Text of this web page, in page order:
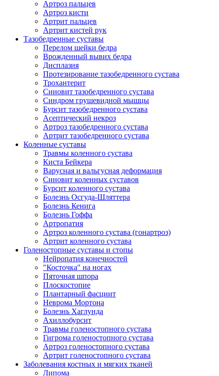
Артроз пальцев
Артроз кисти
Артрит пальцев
Артрит кистей рук
Тазобедренные суставы
Перелом шейки бедра
Врожденный вывих бедра
Дисплазия
Протезирование тазобедренного сустава
Трохантерит
Синовит тазобедренного сустава
Синдром грушевидной мышцы
Бурсит тазобедренного сустава
Асептический некроз
Артроз тазобедренного сустава
Артрит тазобедренного сустава
Коленные суставы
Травмы коленного сустава
Киста Бейкера
Варусная и вальгусная деформация
Синовит коленных суставов
Бурсит коленного сустава
Болезнь Осгуда-Шляттера
Болезнь Кенига
Болезнь Гоффа
Артропатия
Артроз коленного сустава (гонартроз)
Артрит коленного сустава
Голеностопные суставы и стопы
Нейропатия конечностей
"Косточка" на ногах
Пяточная шпора
Плоскостопие
Плантарный фасциит
Неврома Мортона
Болезнь Хаглунда
Ахиллобурсит
Травмы голеностопного сустава
Гигрома голеностопного сустава
Артроз голеностопного сустава
Артрит голеностопного сустава
Заболевания костных и мягких тканей
Липома